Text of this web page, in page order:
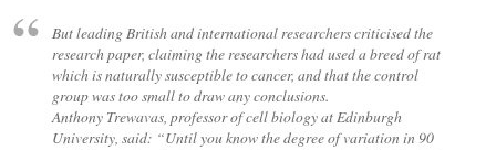
But leading British and international researchers criticised the
research paper, claiming the researchers had used a breed of rat
which is naturally susceptible to cancer, and that the control
group was too small to draw any conclusions.
Anthony Trewavas, professor of cell biology at Edinburgh
University, said: “Until you know the degree of variation in 90